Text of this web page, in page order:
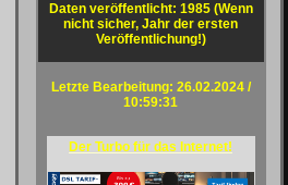
Daten veröffentlicht: 1985 (Wenn
nicht sicher, Jahr der ersten
Veröffentlichung!)
Letzte Bearbeitung: 26.02.2024 /
10:59:31
Der Turbo für das Internet!